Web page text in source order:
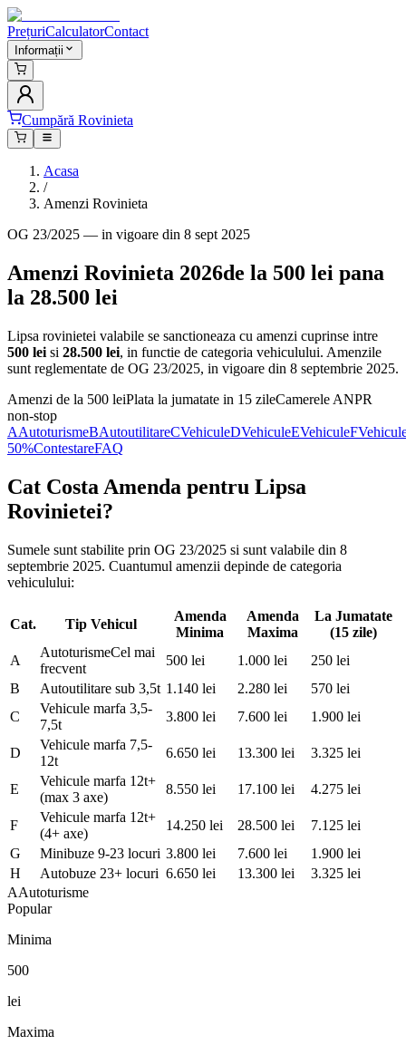
PrețuriCalculatorContact
Informații
Cumpără Rovinieta
Acasa
/
Amenzi Rovinieta
OG 23/2025 — in vigoare din 8 sept 2025
Amenzi Rovinieta 2026de la 500 lei pana
la 28.500 lei
Lipsa rovinietei valabile se sanctioneaza cu amenzi cuprinse intre
500 lei si 28.500 lei, in functie de categoria vehiculului. Amenzile
sunt reglementate de OG 23/2025, in vigoare din 8 septembrie 2025.
Amenzi de la 500 leiPlata la jumatate in 15 zileCamerele ANPR
non-stop
AAutoturismeBAutoutilitareCVehiculeDVehiculeEVehiculeF
50%ContestareFAQ
Cat Costa Amenda pentru Lipsa
Rovinietei?
Sumele sunt stabilite prin OG 23/2025 si sunt valabile din 8
septembrie 2025. Cuantumul amenzii depinde de categoria
vehiculului:
Cat. Tip Vehicul
Amenda
Minima
Amenda
Maxima
La Jumatate
(15 zile)
A
AutoturismeCel mai
frecvent
500 lei 1.000 lei 250 lei
B
Autoutilitare sub 3,5t 1.140 lei 2.280 lei 570 lei
C
Vehicule marfa 3,5-
7,5t
3.800 lei 7.600 lei 1.900 lei
D
Vehicule marfa 7,5-
12t
6.650 lei 13.300 lei 3.325 lei
E
Vehicule marfa 12t+
(max 3 axe)
8.550 lei 17.100 lei 4.275 lei
F
Vehicule marfa 12t+
(4+ axe)
14.250 lei 28.500 lei 7.125 lei
G
Minibuze 9-23 locuri 3.800 lei 7.600 lei 1.900 lei
H
Autobuze 23+ locuri 6.650 lei 13.300 lei 3.325 lei
AAutoturisme
Popular
Minima
500
lei
Maxima